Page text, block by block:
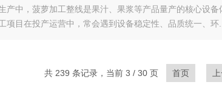
产中，菠萝加工整线是果汁、果浆等产品量产的核心设
项目在投产运营中，常会遇到设备稳定性、品质统一、环...
共 239 条记录，当前 3 / 30 页 首页